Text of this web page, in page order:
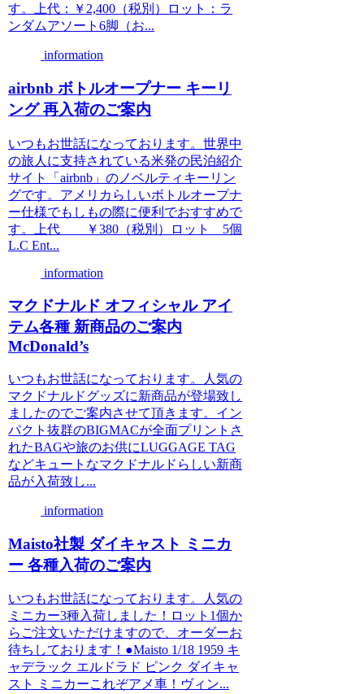
す。上代：￥2,400（税別）ロット：ラ
ンダムアソート6脚（お...
information
airbnb ボトルオープナー キーリ
ング 再入荷のご案内
いつもお世話になっております。世界中
の旅人に支持されている米発の民泊紹介
サイト「airbnb」のノベルティキーリン
グです。アメリカらしいボトルオープナ
ー仕様でもしもの際に便利でおすすめで
す。上代 ￥380（税別）ロット 5個
L.C Ent...
information
マクドナルド オフィシャル アイ
テム各種 新商品のご案内
McDonald’s
いつもお世話になっております。人気の
マクドナルドグッズに新商品が登場致し
ましたのでご案内させて頂きます。イン
パクト抜群のBIGMACが全面プリントさ
れたBAGや旅のお供にLUGGAGE TAG
などキュートなマクドナルドらしい新商
品が入荷致し...
information
Maisto社製 ダイキャスト ミニカ
ー 各種入荷のご案内
いつもお世話になっております。人気の
ミニカー3種入荷しました！ロット1個か
らご注文いただけますので、オーダーお
待ちしております！●Maisto 1/18 1959 キ
ャデラック エルドラド ピンク ダイキャ
スト ミニカーこれぞアメ車！ヴィン...